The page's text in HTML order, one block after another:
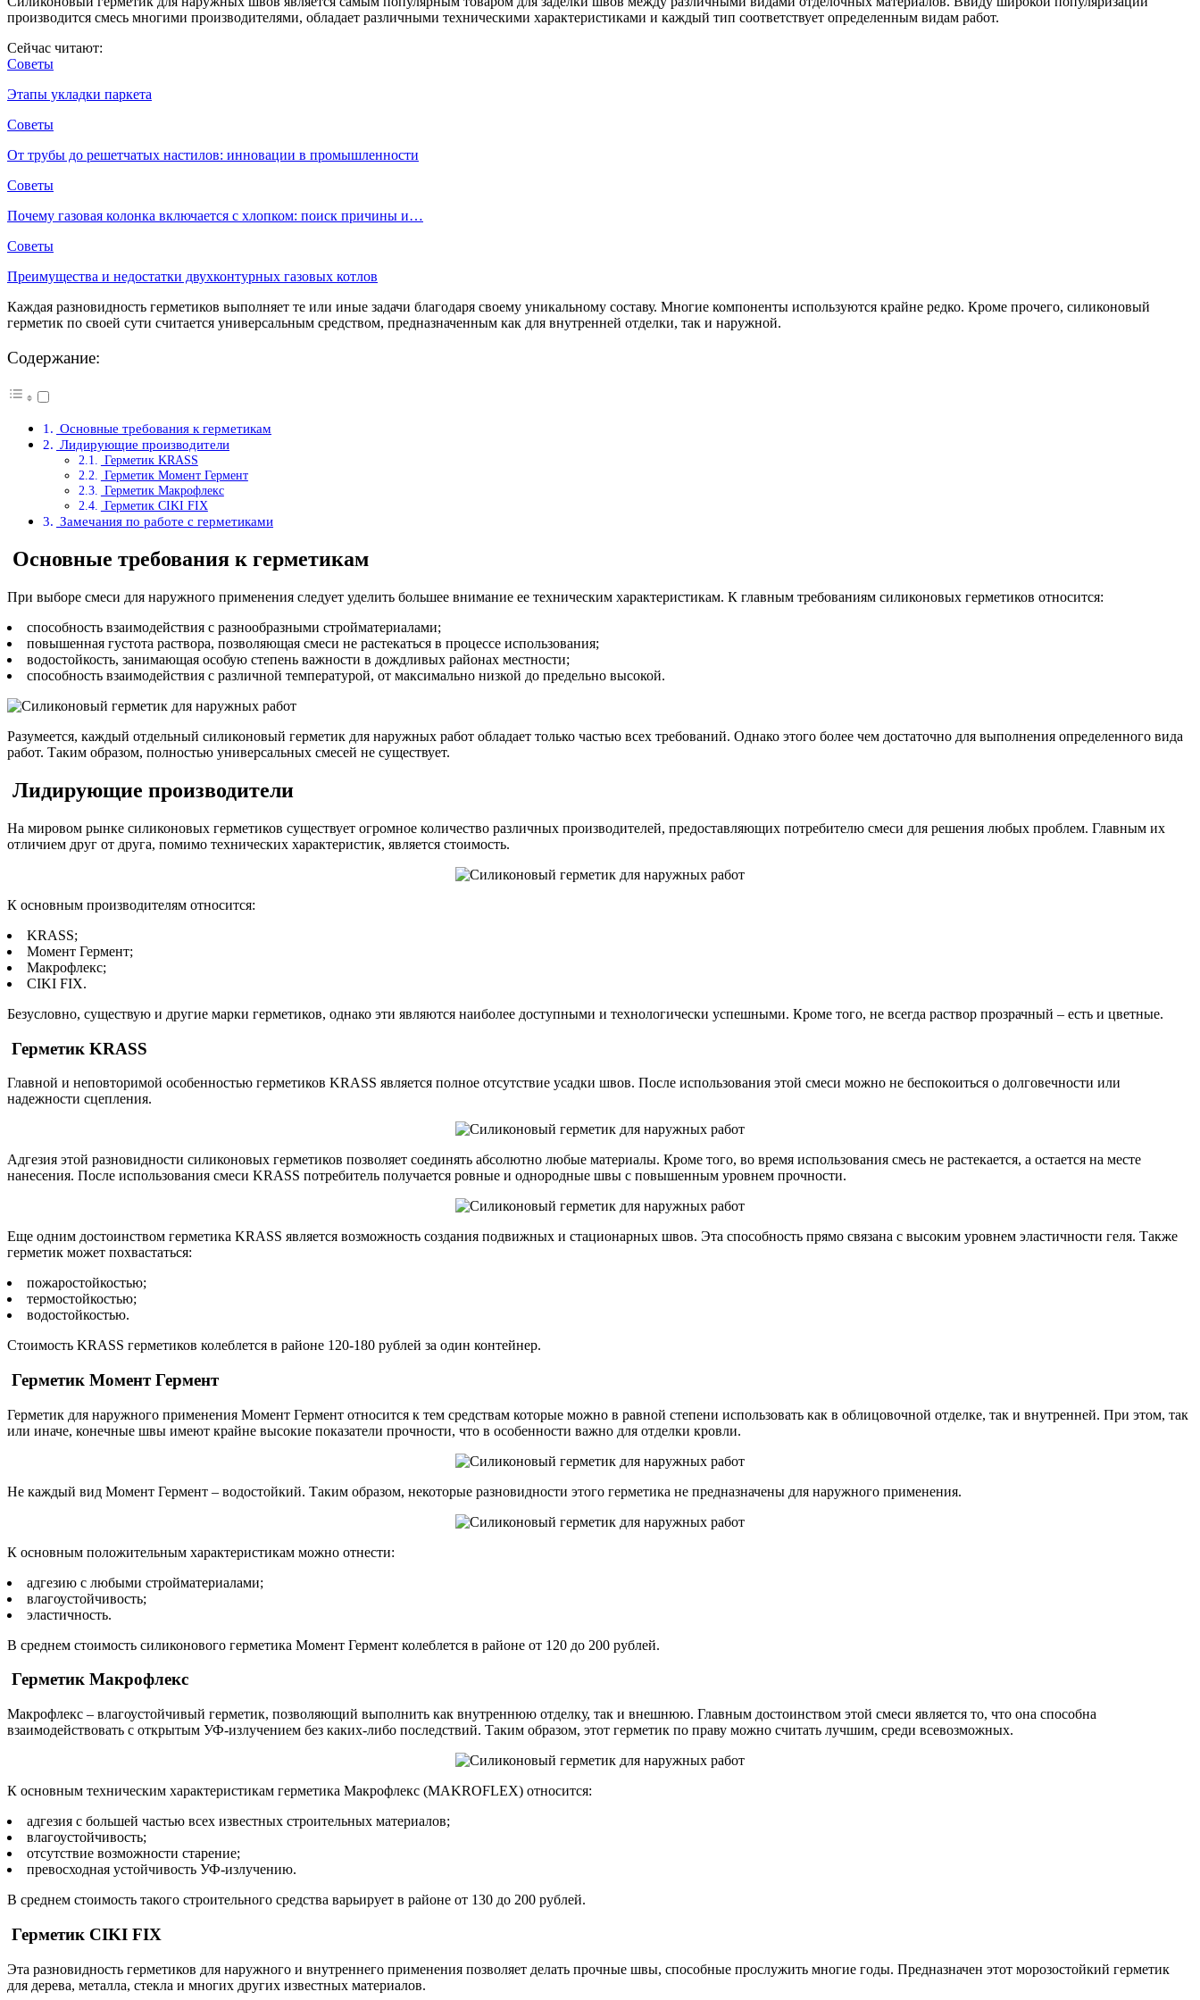
производится смесь многими производителями, обладает различными техническими характеристиками и каждый тип соответствует определенным видам работ.
Сейчас читают:
Советы
Этапы укладки паркета
Советы
От трубы до решетчатых настилов: инновации в промышленности
Советы
Почему газовая колонка включается с хлопком: поиск причины и…
Советы
Преимущества и недостатки двухконтурных газовых котлов
Каждая разновидность герметиков выполняет те или иные задачи благодаря своему уникальному составу. Многие компоненты используются крайне редко. Кроме прочего, силиконовый
герметик по своей сути считается универсальным средством, предназначенным как для внутренней отделки, так и наружной.
Содержание:
Основные требования к герметикам
Лидирующие производители
Герметик KRASS
Герметик Момент Гермент
Герметик Макрофлекс
Герметик CIKI FIX
Замечания по работе с герметиками
Основные требования к герметикам
При выборе смеси для наружного применения следует уделить большее внимание ее техническим характеристикам. К главным требованиям силиконовых герметиков относится:
способность взаимодействия с разнообразными стройматериалами;
повышенная густота раствора, позволяющая смеси не растекаться в процессе использования;
водостойкость, занимающая особую степень важности в дождливых районах местности;
способность взаимодействия с различной температурой, от максимально низкой до предельно высокой.
Разумеется, каждый отдельный силиконовый герметик для наружных работ обладает только частью всех требований. Однако этого более чем достаточно для выполнения определенного вида
работ. Таким образом, полностью универсальных смесей не существует.
Лидирующие производители
На мировом рынке силиконовых герметиков существует огромное количество различных производителей, предоставляющих потребителю смеси для решения любых проблем. Главным их
отличием друг от друга, помимо технических характеристик, является стоимость.
К основным производителям относится:
KRASS;
Момент Гермент;
Макрофлекс;
CIKI FIX.
Безусловно, существую и другие марки герметиков, однако эти являются наиболее доступными и технологически успешными. Кроме того, не всегда раствор прозрачный – есть и цветные.
Герметик KRASS
Главной и неповторимой особенностью герметиков KRASS является полное отсутствие усадки швов. После использования этой смеси можно не беспокоиться о долговечности или
надежности сцепления.
Адгезия этой разновидности силиконовых герметиков позволяет соединять абсолютно любые материалы. Кроме того, во время использования смесь не растекается, а остается на месте
нанесения. После использования смеси KRASS потребитель получается ровные и однородные швы с повышенным уровнем прочности.
Еще одним достоинством герметика KRASS является возможность создания подвижных и стационарных швов. Эта способность прямо связана с высоким уровнем эластичности геля. Также
герметик может похвастаться:
пожаростойкостью;
термостойкостью;
водостойкостью.
Стоимость KRASS герметиков колеблется в районе 120-180 рублей за один контейнер.
Герметик Момент Гермент
Герметик для наружного применения Момент Гермент относится к тем средствам которые можно в равной степени использовать как в облицовочной отделке, так и внутренней. При этом, так
или иначе, конечные швы имеют крайне высокие показатели прочности, что в особенности важно для отделки кровли.
Не каждый вид Момент Гермент – водостойкий. Таким образом, некоторые разновидности этого герметика не предназначены для наружного применения.
К основным положительным характеристикам можно отнести:
адгезию с любыми стройматериалами;
влагоустойчивость;
эластичность.
В среднем стоимость силиконового герметика Момент Гермент колеблется в районе от 120 до 200 рублей.
Герметик Макрофлекс
Макрофлекс – влагоустойчивый герметик, позволяющий выполнить как внутреннюю отделку, так и внешнюю. Главным достоинством этой смеси является то, что она способна
взаимодействовать с открытым УФ-излучением без каких-либо последствий. Таким образом, этот герметик по праву можно считать лучшим, среди всевозможных.
К основным техническим характеристикам герметика Макрофлекс (MAKROFLEX) относится:
адгезия с большей частью всех известных строительных материалов;
влагоустойчивость;
отсутствие возможности старение;
превосходная устойчивость УФ-излучению.
В среднем стоимость такого строительного средства варьирует в районе от 130 до 200 рублей.
Герметик CIKI FIX
Эта разновидность герметиков для наружного и внутреннего применения позволяет делать прочные швы, способные прослужить многие годы. Предназначен этот морозостойкий герметик
для дерева, металла, стекла и многих других известных материалов.